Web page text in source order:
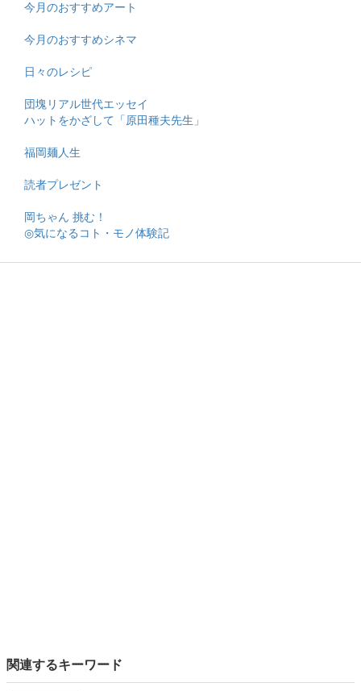
今月のおすすめアート
今月のおすすめシネマ
日々のレシピ
団塊リアル世代エッセイ
ハットをかざして「原田種夫先生」
福岡麺人生
読者プレゼント
岡ちゃん 挑む！
◎気になるコト・モノ体験記
関連するキーワード